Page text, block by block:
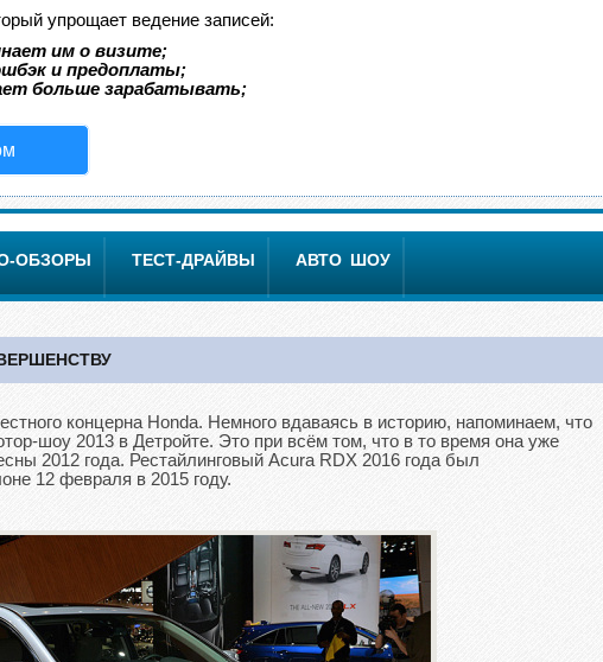
упрощает ведение записей:
им о визите;
и предоплаты;
больше зарабатывать;
ОБЗОРЫ ТЕСТ-ДРАЙВЫ АВТО ШОУ
концерна Honda. Немного вдаваясь в историю, напоминаем, что
шоу 2013 в Детройте. Это при всём том, что в то время она уже
2012 года. Рестайлинговый Acura RDX 2016 года был
12 февраля в 2015 году.